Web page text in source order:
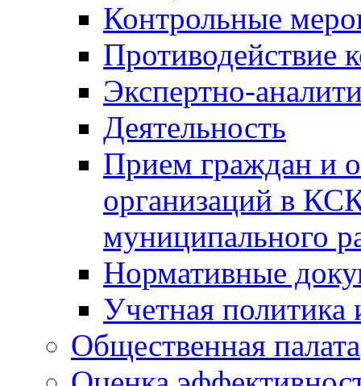
Контрольные
Противодействие
Экспертно-
Деятельность
Прием граждан и
организаций в
муниципального
Нормативные
Учетная политика
Общественная палата